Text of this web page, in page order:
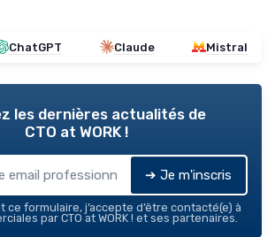
ChatGPT Claude Mistral
les dernières actualités de
CTO at WORK !
➔ Je m'inscris
ce formulaire, j’accepte d’être contacté(e) à
par CTO at WORK ! et ses partenaires.